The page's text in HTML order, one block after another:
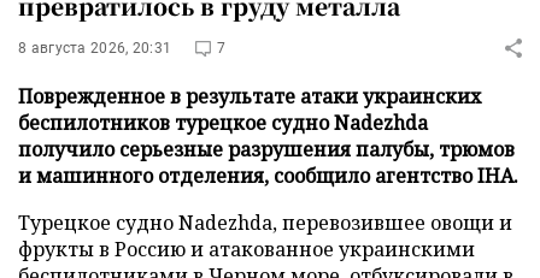
8 августа 2026, 20:31 7
Поврежденное в результате атаки украинских
беспилотников турецкое судно Nadezhda
получило серьезные разрушения палубы, трюмов
и машинного отделения, сообщило агентство IHA.
Турецкое судно Nadezhda, перевозившее овощи и
фрукты в Россию и атакованное украинскими